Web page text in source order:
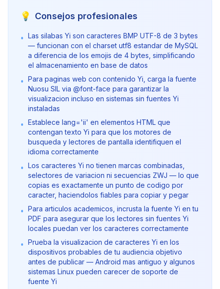
💡 Consejos profesionales
• Las silabas Yi son caracteres BMP UTF-8 de 3 bytes
— funcionan con el charset utf8 estandar de MySQL
a diferencia de los emojis de 4 bytes, simplificando
el almacenamiento en base de datos
• Para paginas web con contenido Yi, carga la fuente
Nuosu SIL via @font-face para garantizar la
visualizacion incluso en sistemas sin fuentes Yi
instaladas
• Establece lang='ii' en elementos HTML que
contengan texto Yi para que los motores de
busqueda y lectores de pantalla identifiquen el
idioma correctamente
• Los caracteres Yi no tienen marcas combinadas,
selectores de variacion ni secuencias ZWJ — lo que
copias es exactamente un punto de codigo por
caracter, haciendolos fiables para copiar y pegar
• Para articulos academicos, incrusta la fuente Yi en tu
PDF para asegurar que los lectores sin fuentes Yi
locales puedan ver los caracteres correctamente
• Prueba la visualizacion de caracteres Yi en los
dispositivos probables de tu audiencia objetivo
antes de publicar — Android mas antiguo y algunos
sistemas Linux pueden carecer de soporte de
fuente Yi